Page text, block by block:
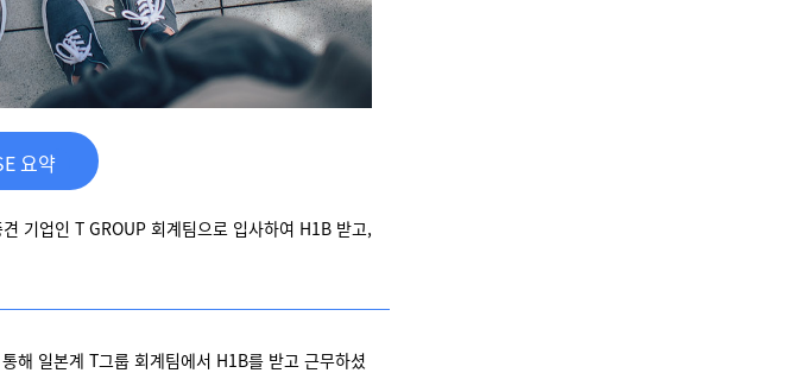
요약
기업인 T GROUP 회계팀으로 입사하여 H1B 받고,
해 일본계 T그룹 회계팀에서 H1B를 받고 근무하셨